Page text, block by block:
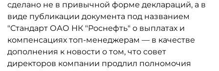
сделано не в привычной форме деклараций, а в
виде публикации документа под названием
"Стандарт ОАО НК "Роснефть" о выплатах и
компенсациях топ-менеджерам — в качестве
дополнения к новости о том, что cовет
директоров компании продлил полномочия